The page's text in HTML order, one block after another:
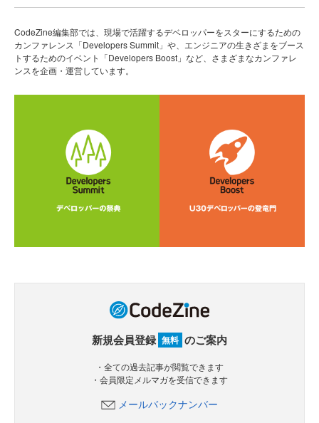
CodeZine編集部では、現場で活躍するデベロッパーをスターにするための
カンファレンス「Developers Summit」や、エンジニアの生きざまをブース
トするためのイベント「Developers Boost」など、さまざまなカンファレ
ンスを企画・運営しています。
新規会員登録 無料 のご案内
・全ての過去記事が閲覧できます
・会員限定メルマガを受信できます
メールバックナンバー